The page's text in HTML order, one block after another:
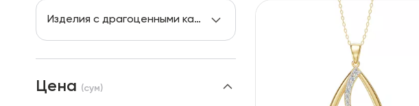
Браслеты
Кулоны
Изделия с драгоценными камнями
Цена (сум)